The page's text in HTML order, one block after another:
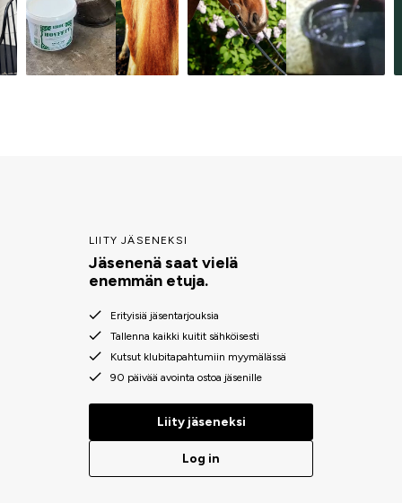
LIITY JÄSENEKSI
Jäsenenä saat vielä
enemmän etuja.
Erityisiä jäsentarjouksia
Tallenna kaikki kuitit sähköisesti
Kutsut klubitapahtumiin myymälässä
90 päivää avointa ostoa jäsenille
Liity jäseneksi
Log in